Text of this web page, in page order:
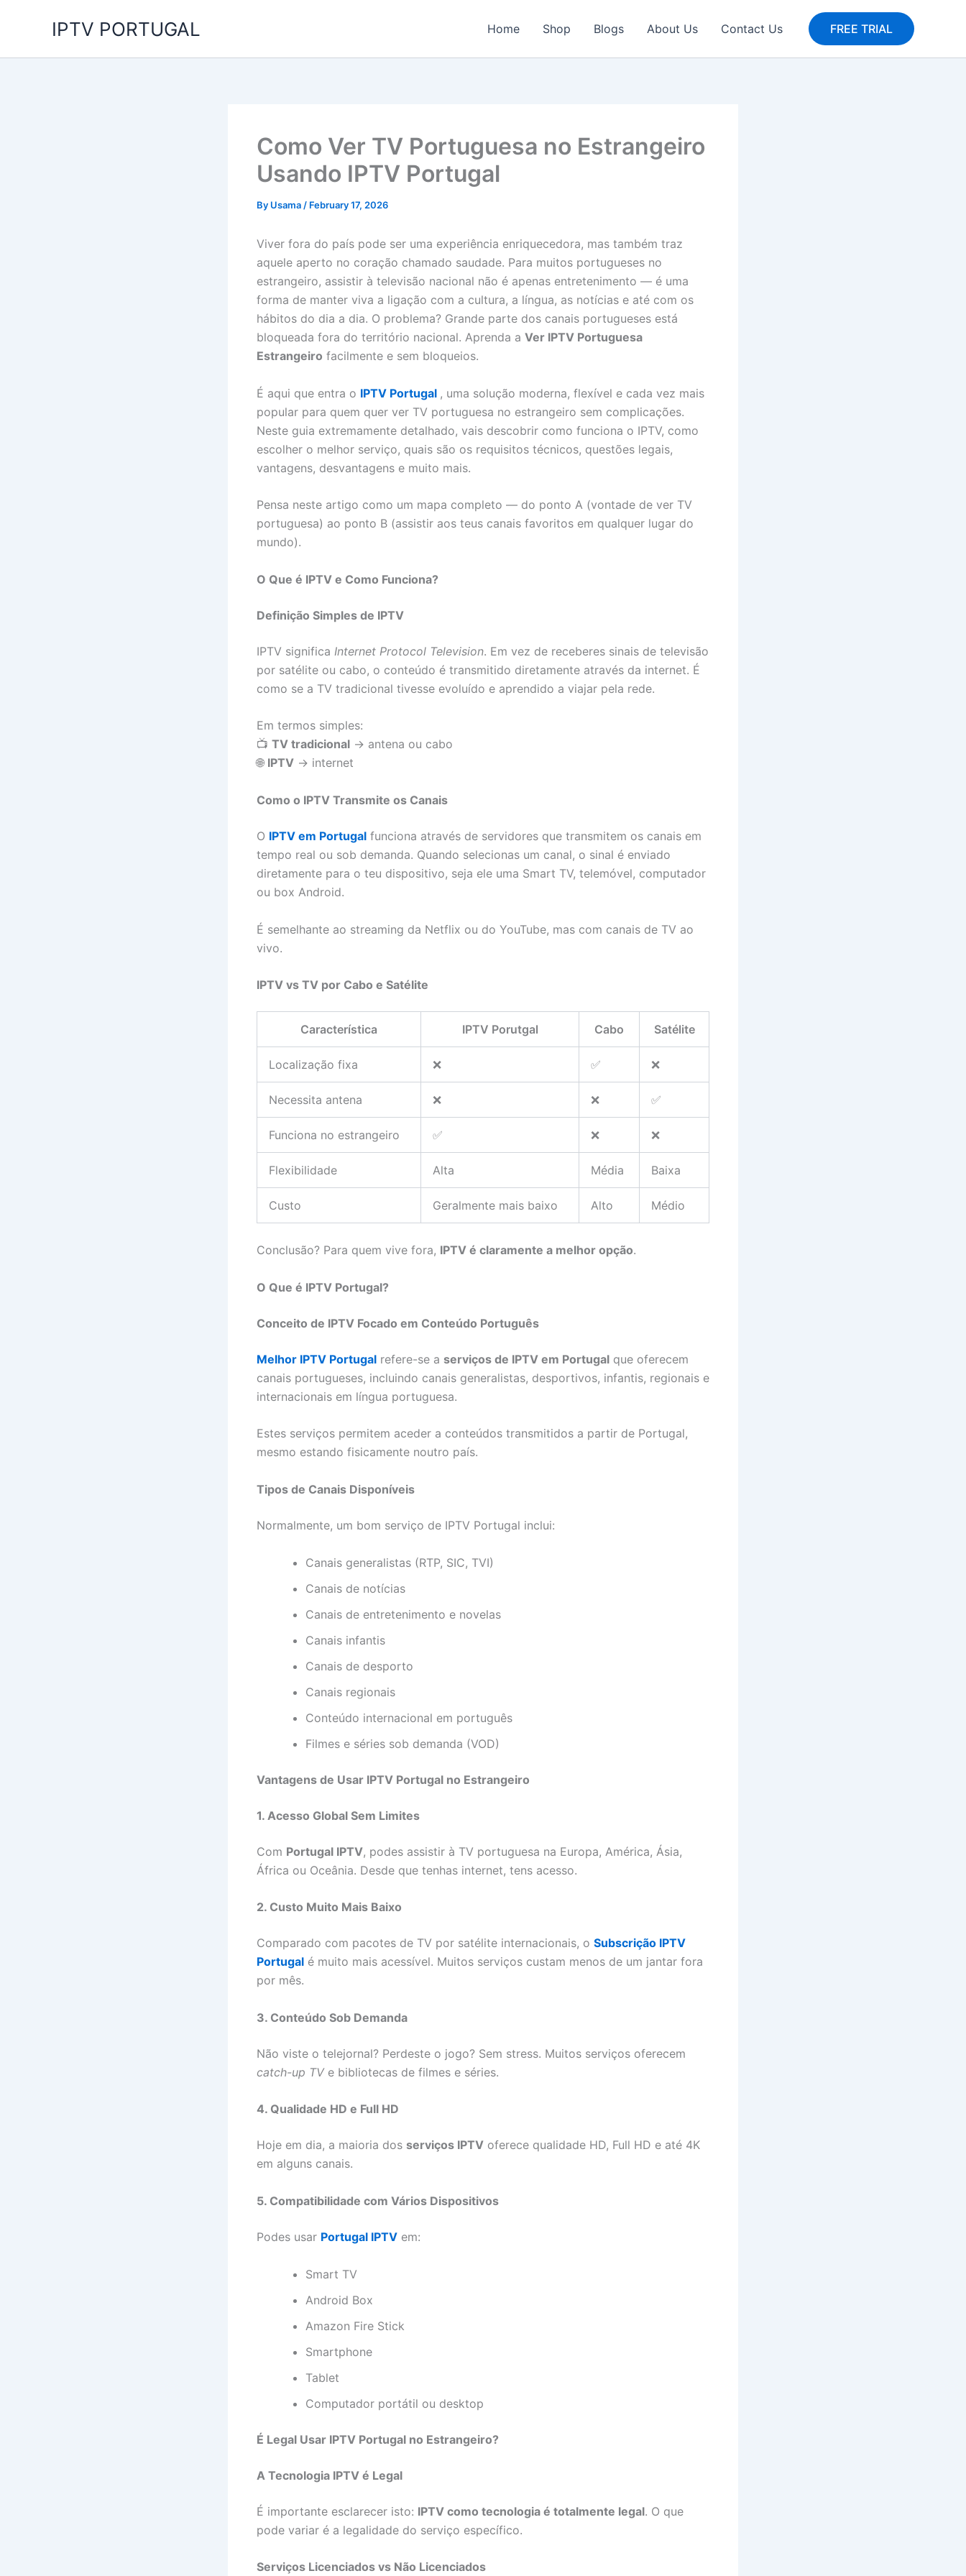
IPTV PORTUGAL Home Shop Blogs About Us Contact Us FREE TRIAL
Como Ver TV Portuguesa no Estrangeiro
Usando IPTV Portugal
By Usama / February 17, 2026
Viver fora do país pode ser uma experiência enriquecedora, mas também traz
aquele aperto no coração chamado saudade. Para muitos portugueses no
estrangeiro, assistir à televisão nacional não é apenas entretenimento — é uma
forma de manter viva a ligação com a cultura, a língua, as notícias e até com os
hábitos do dia a dia. O problema? Grande parte dos canais portugueses está
bloqueada fora do território nacional. Aprenda a Ver IPTV Portuguesa
Estrangeiro facilmente e sem bloqueios.
É aqui que entra o IPTV Portugal , uma solução moderna, flexível e cada vez mais
popular para quem quer ver TV portuguesa no estrangeiro sem complicações.
Neste guia extremamente detalhado, vais descobrir como funciona o IPTV, como
escolher o melhor serviço, quais são os requisitos técnicos, questões legais,
vantagens, desvantagens e muito mais.
Pensa neste artigo como um mapa completo — do ponto A (vontade de ver TV
portuguesa) ao ponto B (assistir aos teus canais favoritos em qualquer lugar do
mundo).
O Que é IPTV e Como Funciona?
Definição Simples de IPTV
IPTV significa Internet Protocol Television. Em vez de receberes sinais de televisão
por satélite ou cabo, o conteúdo é transmitido diretamente através da internet. É
como se a TV tradicional tivesse evoluído e aprendido a viajar pela rede.
Em termos simples:
📺 TV tradicional → antena ou cabo
🌐 IPTV → internet
Como o IPTV Transmite os Canais
O IPTV em Portugal funciona através de servidores que transmitem os canais em
tempo real ou sob demanda. Quando selecionas um canal, o sinal é enviado
diretamente para o teu dispositivo, seja ele uma Smart TV, telemóvel, computador
ou box Android.
É semelhante ao streaming da Netflix ou do YouTube, mas com canais de TV ao
vivo.
IPTV vs TV por Cabo e Satélite
Característica IPTV Porutgal Cabo Satélite
Localização fixa ❌ ✅ ❌
Necessita antena ❌ ❌ ✅
Funciona no estrangeiro ✅ ❌ ❌
Flexibilidade Alta Média Baixa
Custo Geralmente mais baixo Alto Médio
Conclusão? Para quem vive fora, IPTV é claramente a melhor opção.
O Que é IPTV Portugal?
Conceito de IPTV Focado em Conteúdo Português
Melhor IPTV Portugal refere-se a serviços de IPTV em Portugal que oferecem
canais portugueses, incluindo canais generalistas, desportivos, infantis, regionais e
internacionais em língua portuguesa.
Estes serviços permitem aceder a conteúdos transmitidos a partir de Portugal,
mesmo estando fisicamente noutro país.
Tipos de Canais Disponíveis
Normalmente, um bom serviço de IPTV Portugal inclui:
Canais generalistas (RTP, SIC, TVI)
Canais de notícias
Canais de entretenimento e novelas
Canais infantis
Canais de desporto
Canais regionais
Conteúdo internacional em português
Filmes e séries sob demanda (VOD)
Vantagens de Usar IPTV Portugal no Estrangeiro
1. Acesso Global Sem Limites
Com Portugal IPTV, podes assistir à TV portuguesa na Europa, América, Ásia,
África ou Oceânia. Desde que tenhas internet, tens acesso.
2. Custo Muito Mais Baixo
Comparado com pacotes de TV por satélite internacionais, o Subscrição IPTV
Portugal é muito mais acessível. Muitos serviços custam menos de um jantar fora
por mês.
3. Conteúdo Sob Demanda
Não viste o telejornal? Perdeste o jogo? Sem stress. Muitos serviços oferecem
catch-up TVe bibliotecas de filmes e séries.
4. Qualidade HD e Full HD
Hoje em dia, a maioria dos serviços IPTV oferece qualidade HD, Full HD e até 4K
em alguns canais.
5. Compatibilidade com Vários Dispositivos
Podes usar Portugal IPTV em:
Smart TV
Android Box
Amazon Fire Stick
Smartphone
Tablet
Computador portátil ou desktop
É Legal Usar IPTV Portugal no Estrangeiro?
A Tecnologia IPTV é Legal
É importante esclarecer isto: IPTV como tecnologia é totalmente legal. O que
pode variar é a legalidade do serviço específico.
Serviços Licenciados vs Não Licenciados